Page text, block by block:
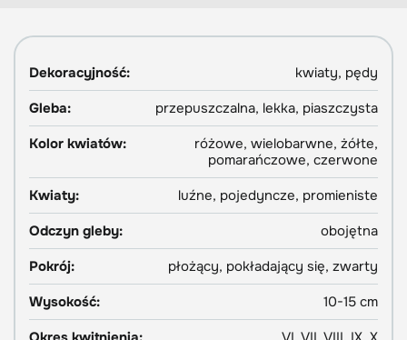
Dekoracyjność:
kwiaty, pędy
Gleba:
przepuszczalna, lekka, piaszczysta
Kolor kwiatów:
różowe, wielobarwne, żółte,
pomarańczowe, czerwone
Kwiaty:
luźne, pojedyncze, promieniste
Odczyn gleby:
obojętna
Pokrój:
płożący, pokładający się, zwarty
Wysokość:
10-15 cm